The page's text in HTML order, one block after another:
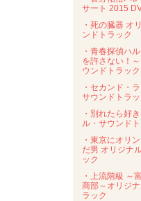
サート 2015
・死の臓器 オ
ンドトラック
・青春探偵ハ
を許さない！
ウンドトラック
・セカンド・
サウンドトラッ
・別れたら好
ル・サウンド
・東京にオリ
だ男 オリジナ
ック
・上流階級 ～
商部～オリジ
ラック